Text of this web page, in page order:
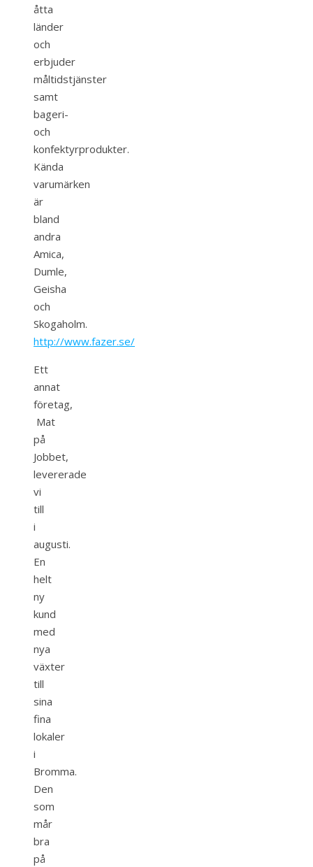
åtta
länder
och
erbjuder
måltidstjänster
samt
bageri-
och
konfektyrprodukter.
Kända
varumärken
är
bland
andra
Amica,
Dumle,
Geisha
och
Skogaholm.
http://www.fazer.se/
Ett
annat
företag,
Mat
på
Jobbet,
levererade
vi
till
i
augusti.
En
helt
ny
kund
med
nya
växter
till
sina
fina
lokaler
i
Bromma.
Den
som
mår
bra
på